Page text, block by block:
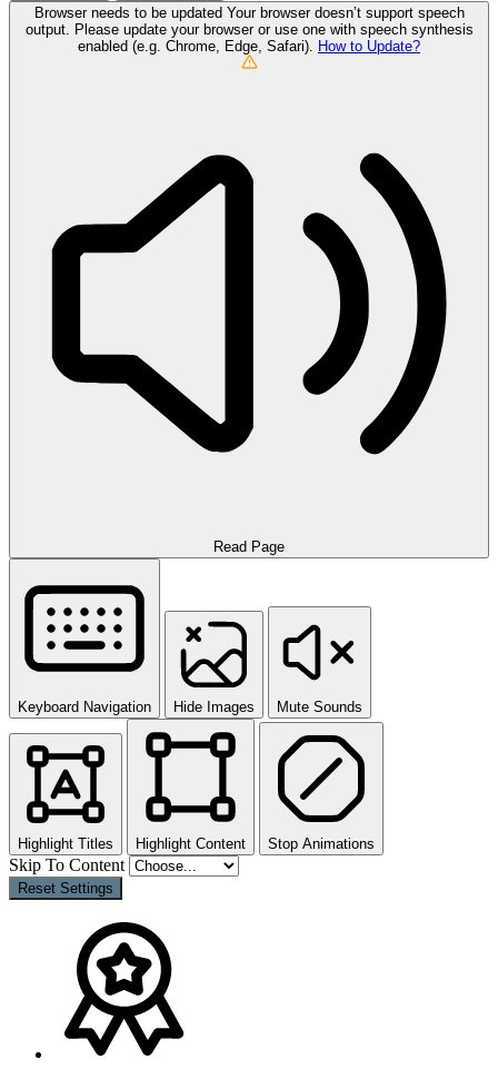
Browser needs to be updated Your browser doesn’t support speech
output. Please update your browser or use one with speech synthesis
enabled (e.g. Chrome, Edge, Safari). How to Update?
Read Page
Keyboard Navigation Hide Images Mute Sounds
Highlight Titles Highlight Content Stop Animations
Skip To Content
Reset Settings